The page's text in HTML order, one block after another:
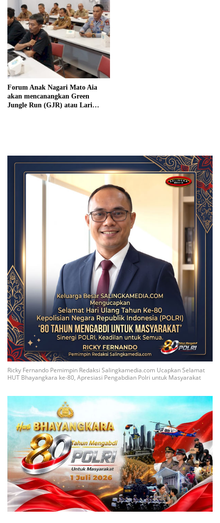
Forum Anak Nagari Mato Aia
akan mencanangkan Green
Jungle Run (GJR) atau Lari
Ricky Fernando Pemimpin Redaksi Salingkamedia.com Ucapkan Selamat
HUT Bhayangkara ke-80, Apresiasi Pengabdian Polri untuk Masyarakat